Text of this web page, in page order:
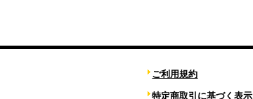
ご利用規約
特定商取引に基づく表示